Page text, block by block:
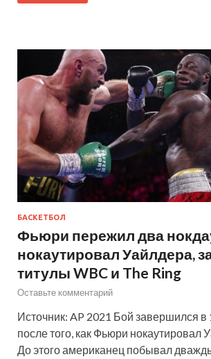
БАСКЕТБОЛ
Фьюри пережил два
нокаутировал Уайлдера,
титулы WBC и The Ring
Оставьте комментарий
Источник: AP 2021 Бой завершился
после того, как Фьюри нокаутировал
До этого американец побывал